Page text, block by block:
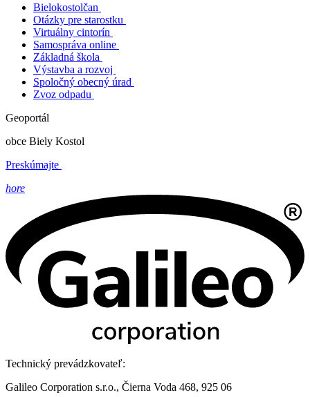
Bielokostolčan
Otázky pre starostku
Virtuálny cintorín
Samospráva online
Základná škola
Výstavba a rozvoj
Spoločný obecný úrad
Zvoz odpadu
Geoportál
obce Biely Kostol
Preskúmajte
hore
Technický prevádzkovateľ:
Galileo Corporation s.r.o., Čierna Voda 468, 925 06